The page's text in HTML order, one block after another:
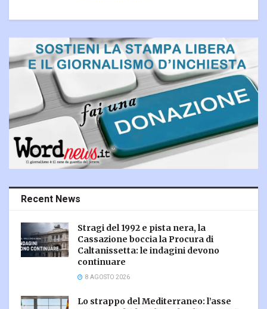
Recent News
Stragi del 1992 e pista nera, la
Cassazione boccia la Procura di
Caltanissetta: le indagini devono
continuare
8 AGOSTO 2026
Lo strappo del Mediterraneo: l’asse